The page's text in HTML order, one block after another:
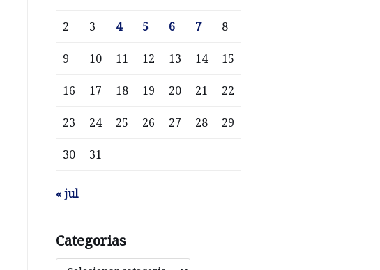
2 3 4 5 6 7 8
9 10 11 12 13 14 15
16 17 18 19 20 21 22
23 24 25 26 27 28 29
30 31
« jul
Categorias